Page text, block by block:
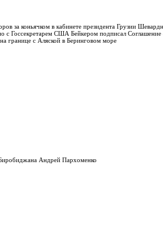
за коньячком в кабинете президента Грузии
с Госсекретарем США Бейкером подписал
границе с Аляской в Беринговом море
Андрей Пархоменко